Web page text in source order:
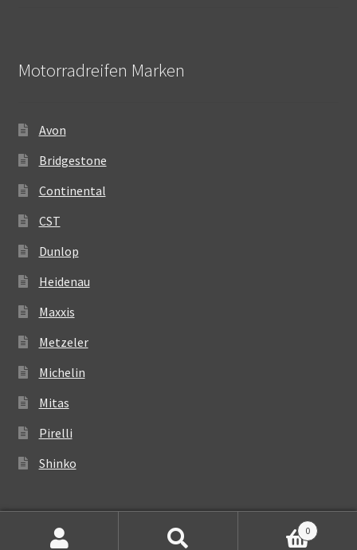
Motorradreifen Marken
Avon
Bridgestone
Continental
CST
Dunlop
Heidenau
Maxxis
Metzeler
Michelin
Mitas
Pirelli
Shinko
0